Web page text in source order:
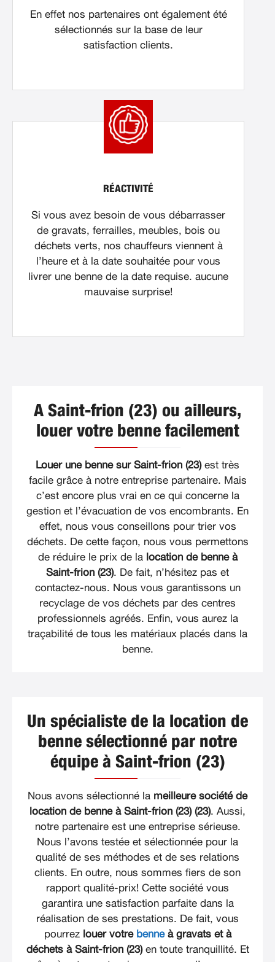
En effet nos partenaires ont également été
sélectionnés sur la base de leur
satisfaction clients.
RÉACTIVITÉ
Si vous avez besoin de vous débarrasser
de gravats, ferrailles, meubles, bois ou
déchets verts, nos chauffeurs viennent à
l’heure et à la date souhaitée pour vous
livrer une benne de la date requise. aucune
mauvaise surprise!
A Saint-frion (23) ou ailleurs,
louer votre benne facilement
Louer une benne sur Saint-frion (23)est très
facile grâce à notre entreprise partenaire. Mais
c’est encore plus vrai en ce qui concerne la
gestion et l’évacuation de vos encombrants. En
effet, nous vous conseillons pour trier vos
déchets. De cette façon, nous vous permettons
de réduire le prix de la location de benne à
Saint-frion (23). De fait, n’hésitez pas et
contactez-nous. Nous vous garantissons un
recyclage de vos déchets par des centres
professionnels agréés. Enfin, vous aurez la
traçabilité de tous les matériaux placés dans la
benne.
Un spécialiste de la location de
benne sélectionné par notre
équipe à Saint-frion (23)
Nous avons sélectionné la meilleure société de
location de benne à Saint-frion (23) (23). Aussi,
notre partenaire est une entreprise sérieuse.
Nous l’avons testée et sélectionnée pour la
qualité de ses méthodes et de ses relations
clients. En outre, nous sommes fiers de son
rapport qualité-prix! Cette société vous
garantira une satisfaction parfaite dans la
réalisation de ses prestations. De fait, vous
pourrez louer votre benneà gravats et à
déchets à Saint-frion (23)en toute tranquillité. Et